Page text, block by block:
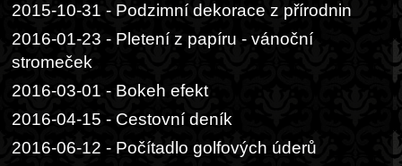
2015-10-31 - Podzimní dekorace z přírodnin
2016-01-23 - Pletení z papíru - vánoční
stromeček
2016-03-01 - Bokeh efekt
2016-04-15 - Cestovní deník
2016-06-12 - Počítadlo golfových úderů